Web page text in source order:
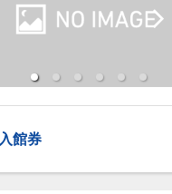
入館券